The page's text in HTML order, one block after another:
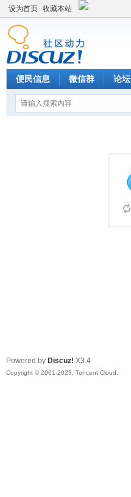
设为首页 收藏本站
便民信息 微信群 论坛
Powered by Discuz! X3.4
Copyright © 2001-2023, Tencent Cloud.